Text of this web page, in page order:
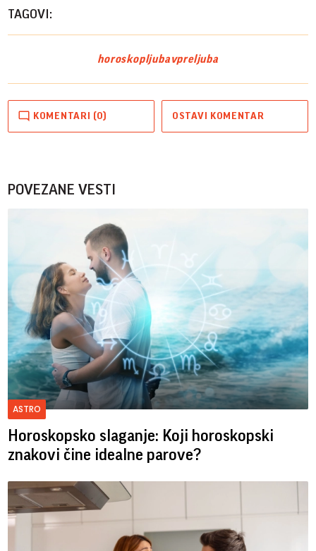
TAGOVI:
horoskopljubavpreljuba
KOMENTARI (0) OSTAVI KOMENTAR
POVEZANE VESTI
ASTRO
Horoskopsko slaganje: Koji horoskopski
znakovi čine idealne parove?